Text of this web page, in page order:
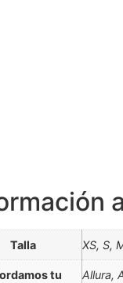
Talla XS, S,
tu
Allura,